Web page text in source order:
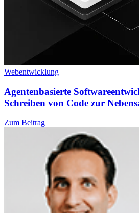
Webentwicklung
Agentenbasierte
Schreiben von Code zur
Zum Beitrag